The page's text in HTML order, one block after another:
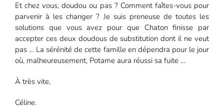
Et chez vous, doudou ou pas ? Comment faîtes-vous pour
parvenir à les changer ? Je suis preneuse de toutes les
solutions que vous avez pour que Chaton finisse par
accepter ces deux doudous de substitution dont il ne veut
pas … La sérénité de cette famille en dépendra pour le jour
où, malheureusement, Potame aura réussi sa fuite …
À très vite,
Céline.